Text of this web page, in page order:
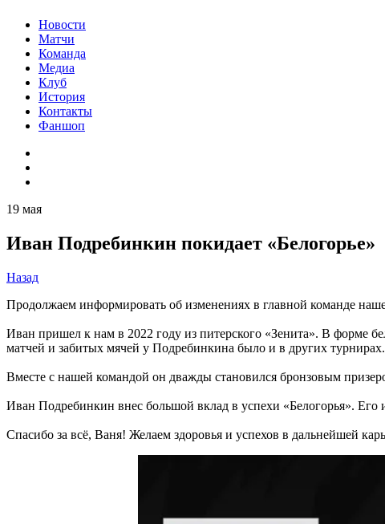
Новости
Матчи
Команда
Медиа
Клуб
История
Контакты
Фаншоп
19 мая
Иван Подребинкин покидает «Белогорье»
Назад
Продолжаем информировать об изменениях в главной команде
Иван пришел к нам в 2022 году из питерского «Зенита». В форме
матчей и забитых мячей у Подребинкина было и в других
Вместе с нашей командой он дважды становился бронзовым
Иван Подребинкин внес большой вклад в успехи «Белогорья».
Спасибо за всё, Ваня! Желаем здоровья и успехов в дальнейшей